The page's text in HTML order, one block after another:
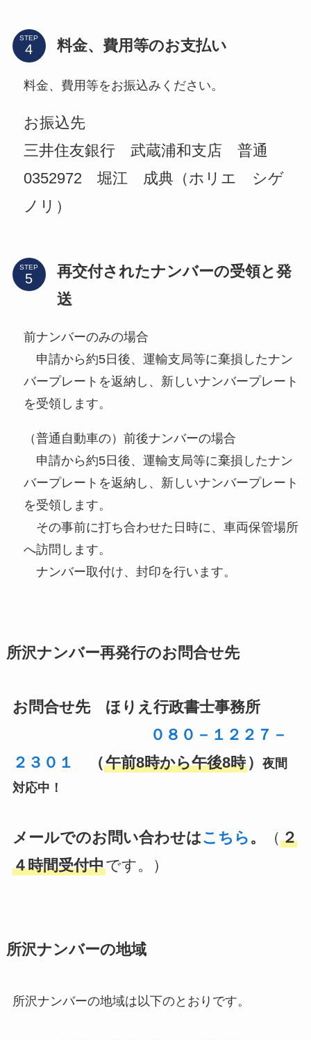
STEP 料金、費用等のお支払い
料金、費用等をお振込みください。
お振込先
三井住友銀行 武蔵浦和支店 普通
0352972 堀江 成典（ホリエ シゲ
ノリ）
STEP
再交付されたナンバーの受領と発
送
前ナンバーのみの場合
申請から約5日後、運輸支局等に棄損したナン
バープレートを返納し、新しいナンバープレート
を受領します。
（普通自動車の）前後ナンバーの場合
申請から約5日後、運輸支局等に棄損したナン
バープレートを返納し、新しいナンバープレート
を受領します。
その事前に打ち合わせた日時に、車両保管場所
へ訪問します。
ナンバー取付け、封印を行います。
所沢ナンバー再発行のお問合せ先
お問合せ先 ほりえ行政書士事務所
０８０－１２２７－
２３０１
（午前8時から午後8時）
夜間
対応中！
メールでのお問い合わせはこちら 。 （２
４時間受付中です。）
所沢ナンバーの地域
所沢ナンバーの地域は以下のとおりです。